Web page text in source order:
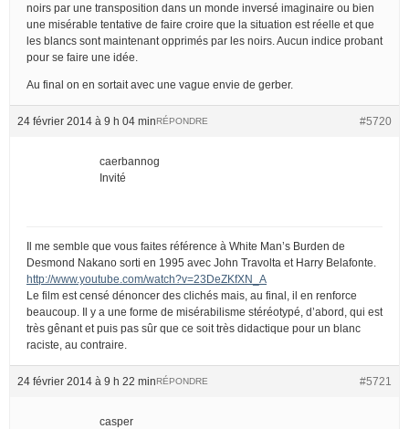
noirs par une transposition dans un monde inversé imaginaire ou bien
une misérable tentative de faire croire que la situation est réelle et que
les blancs sont maintenant opprimés par les noirs. Aucun indice probant
pour se faire une idée.
Au final on en sortait avec une vague envie de gerber.
24 février 2014 à 9 h 04 min #5720
RÉPONDRE
caerbannog
Invité
Il me semble que vous faites référence à White Man’s Burden de
Desmond Nakano sorti en 1995 avec John Travolta et Harry Belafonte.
http://www.youtube.com/watch?v=23DeZKfXN_A
Le film est censé dénoncer des clichés mais, au final, il en renforce
beaucoup. Il y a une forme de misérabilisme stéréotypé, d’abord, qui est
très gênant et puis pas sûr que ce soit très didactique pour un blanc
raciste, au contraire.
24 février 2014 à 9 h 22 min #5721
RÉPONDRE
casper